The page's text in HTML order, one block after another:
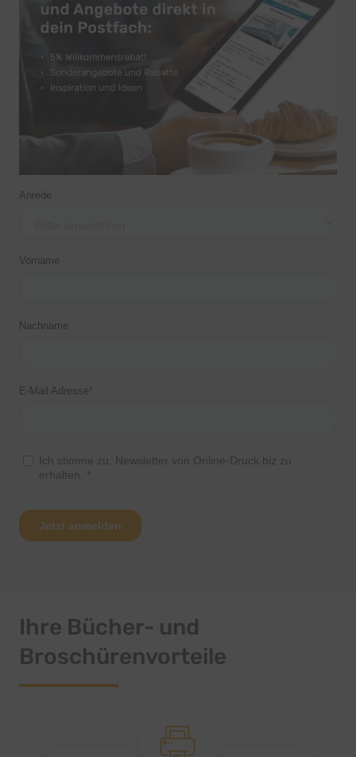
Ihre Bücher- und
Broschürenvorteile